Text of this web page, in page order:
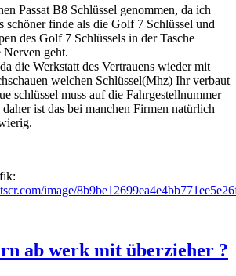
Passat B8 Schlüssel genommen, da ich
schöner finde als die Golf 7 Schlüssel und
des Golf 7 Schlüssels in der Tasche
geht.
die Werkstatt des Vertrauens wieder mit
welchen Schlüssel(Mhz) Ihr verbaut
schlüssel muss auf die Fahrgestellnummer
ist das bei manchen Firmen natürlich
image/
ab werk mit überzieher ?